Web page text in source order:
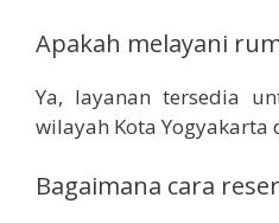
Apakah melayani
Ya, layanan tersedia
wilayah Kota Yogyakarta
Bagaimana cara